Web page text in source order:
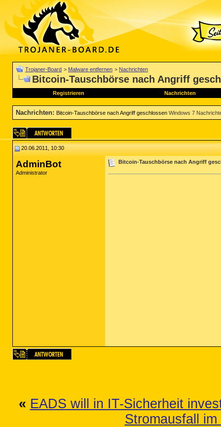
Trojaner-Board > Malware entfernen > Nachrichten
Bitcoin-Tauschbörse nach Angriff
Registrieren Nachrichten
Nachrichten: Bitcoin-Tauschbörse nach Angriff geschlossen Windows 7
20.06.2011, 10:30
AdminBot
Administrator
Bitcoin-Tauschbörse nach Angriff
« EADS will in IT-Sicherheit
Stromausfall